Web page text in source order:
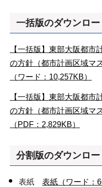
一括版のダウンロー
【一括版】東部大阪都市
の方針（都市計画区域マ
（ワード：10,257KB）
【一括版】東部大阪都市
の方針（都市計画区域マ
（PDF：2,829KB）
分割版のダウンロー
表紙 表紙（ワード：